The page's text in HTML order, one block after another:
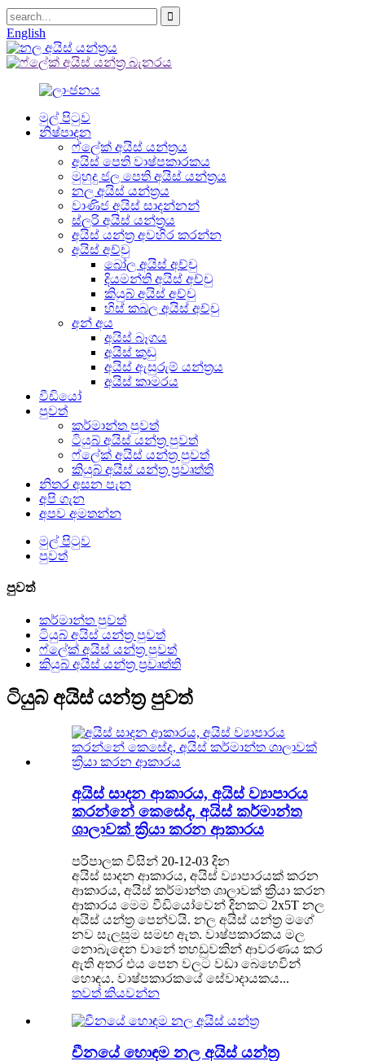
English
මුල් පිටුව
නිෂ්පාදන
ෆ්ලේක් අයිස් යන්ත්‍රය
අයිස් පෙති වාෂ්පකාරකය
මුහුදු ජල පෙති අයිස් යන්ත්‍රය
නල අයිස් යන්ත්‍රය
වාණිජ අයිස් සාදන්නන්
ස්ලරි අයිස් යන්ත්‍රය
අයිස් යන්ත්‍ර අවහිර කරන්න
අයිස් අච්චු
බෝල අයිස් අච්චු
දියමන්ති අයිස් අච්චු
කියුබ් අයිස් අච්චු
හිස් කබල අයිස් අච්චු
අන් අය
අයිස් බෑගය
අයිස් කුඩු
අයිස් ඇසුරුම් යන්ත්‍රය
අයිස් කාමරය
වීඩියෝ
පුවත්
කර්මාන්ත පුවත්
ටියුබ් අයිස් යන්ත්‍ර පුවත්
ෆ්ලේක් අයිස් යන්ත්‍ර පුවත්
කියුබ් අයිස් යන්ත්‍ර ප්‍රවෘත්ති
නිතර අසන පැන
අපි ගැන
අපව අමතන්න
මුල් පිටුව
පුවත්
පුවත්
කර්මාන්ත පුවත්
ටියුබ් අයිස් යන්ත්‍ර පුවත්
ෆ්ලේක් අයිස් යන්ත්‍ර පුවත්
කියුබ් අයිස් යන්ත්‍ර ප්‍රවෘත්ති
ටියුබ් අයිස් යන්ත්‍ර පුවත්
අයිස් සාදන ආකාරය, අයිස් ව්‍යාපාරය
කරන්නේ කෙසේද, අයිස් කර්මාන්ත
ශාලාවක් ක්‍රියා කරන ආකාරය
පරිපාලක විසින් 20-12-03 දින
අයිස් සාදන ආකාරය, අයිස් ව්‍යාපාරයක් කරන
ආකාරය, අයිස් කර්මාන්ත ශාලාවක් ක්‍රියා කරන
ආකාරය මෙම වීඩියෝවෙන් දිනකට 2x5T නල
අයිස් යන්ත්‍ර පෙන්වයි. නල අයිස් යන්ත්‍ර මගේ
නව සැලසුම සමඟ ඇත. වාෂ්පකාරකය මල
නොබැඳෙන වානේ තහඩුවකින් ආවරණය කර
ඇති අතර එය පෙන වලට වඩා බෙහෙවින්
හොඳය. වාෂ්පකාරකයේ සේවාදායකය...
තවත් කියවන්න
චීනයේ හොඳම නල අයිස් යන්ත්‍ර